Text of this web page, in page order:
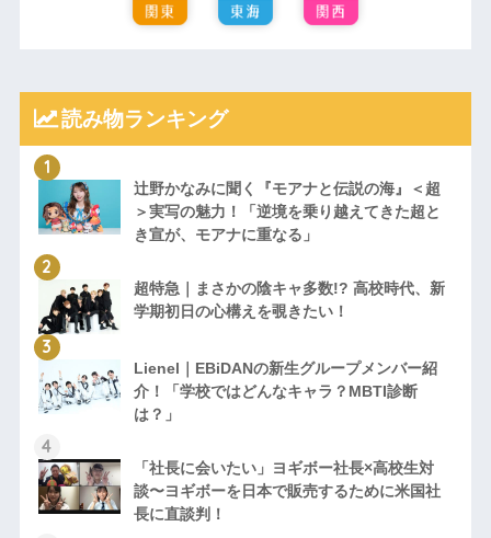
読み物ランキング
辻野かなみに聞く『モアナと伝説の海』＜超
＞実写の魅力！「逆境を乗り越えてきた超と
き宣が、モアナに重なる」
超特急｜まさかの陰キャ多数!? 高校時代、新
学期初日の心構えを覗きたい！
Lienel｜EBiDANの新生グループメンバー紹
介！「学校ではどんなキャラ？MBTI診断
は？」
「社長に会いたい」ヨギボー社長×高校生対
談〜ヨギボーを日本で販売するために米国社
長に直談判！